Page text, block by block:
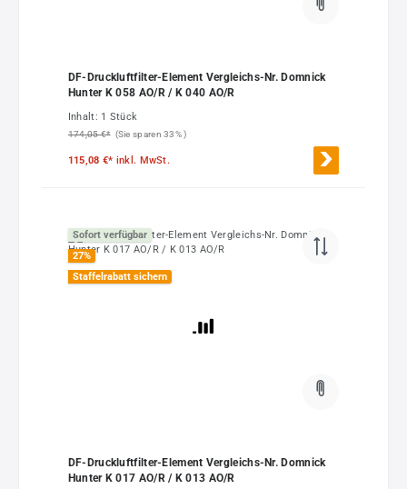
DF-Druckluftfilter-Element Vergleichs-Nr. Domnick
Hunter K 058 AO/R / K 040 AO/R
Inhalt: 1 Stück
174,05 €* (Sie sparen 33% )
115,08 €* inkl. MwSt.
Sofort verfügbar
27%
Staffelrabatt sichern
DF-Druckluftfilter-Element Vergleichs-Nr. Domnick
Hunter K 017 AO/R / K 013 AO/R